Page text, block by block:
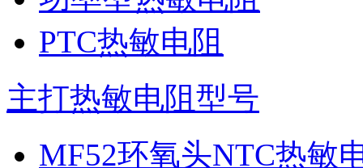
PTC热敏电阻
主打热敏电阻型号
MF52环氧头NTC热敏